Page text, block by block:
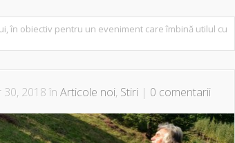
în obiectiv pentru un eveniment care îmbină utilul cu
30, 2018 în Articole noi, Stiri | 0 comentarii